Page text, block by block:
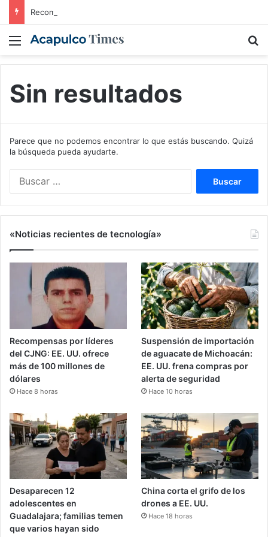
Menú
Sin resultados
Parece que no podemos encontrar lo que estás buscando. Quizá
la búsqueda pueda ayudarte.
«Noticias recientes de tecnología»
Recompensas por líderes
del CJNG: EE. UU. ofrece
más de 100 millones de
dólares
Hace 8 horas
Suspensión de importación
de aguacate de Michoacán:
EE. UU. frena compras por
alerta de seguridad
Hace 10 horas
Desaparecen 12
adolescentes en
Guadalajara; familias temen
que varios hayan sido
China corta el grifo de los
drones a EE. UU.
Hace 18 horas